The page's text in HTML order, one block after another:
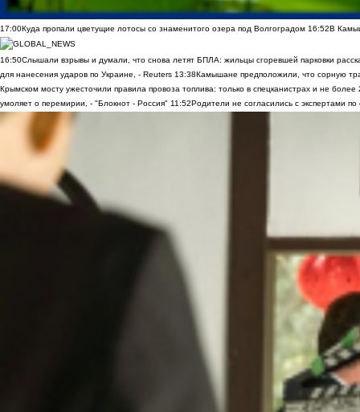
17:00Куда пропали цветущие лотосы со знаменитого озера под Волгоградом 16:52В
16:50Слышали взрывы и думали, что снова летят БПЛА: жильцы сгоревшей парковки
для нанесения ударов по Украине, - Reuters 13:38Камышане предположили, что сорную
Крымском мосту ужесточили правила провоза топлива: только в спецканистрах и не
умоляет о перемирии, - "Блокнот - Россия" 11:52Родители не согласились с экспертами